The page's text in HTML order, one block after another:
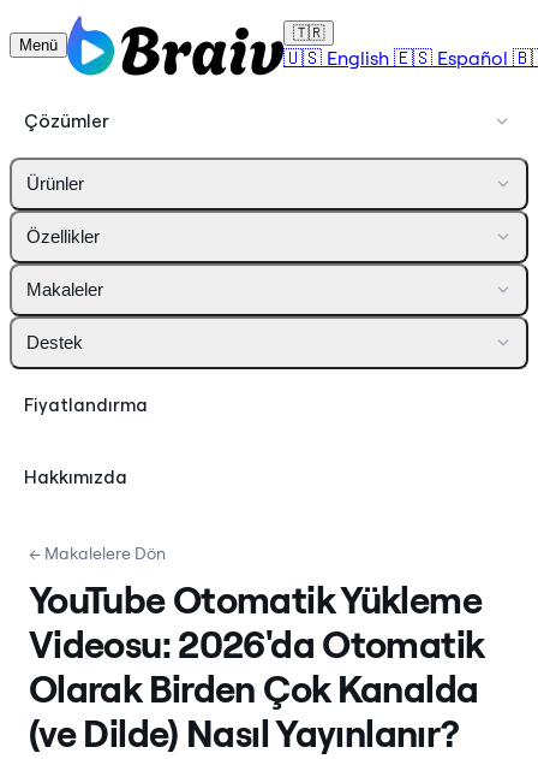
Menü
🇹🇷
🇺🇸 English 🇪🇸 Español
Çözümler
Ürünler
Özellikler
Makaleler
Destek
Fiyatlandırma
Hakkımızda
← Makalelere Dön
YouTube Otomatik Yükleme
Videosu: 2026'da Otomatik
Olarak Birden Çok Kanalda
(ve Dilde) Nasıl Yayınlanır?